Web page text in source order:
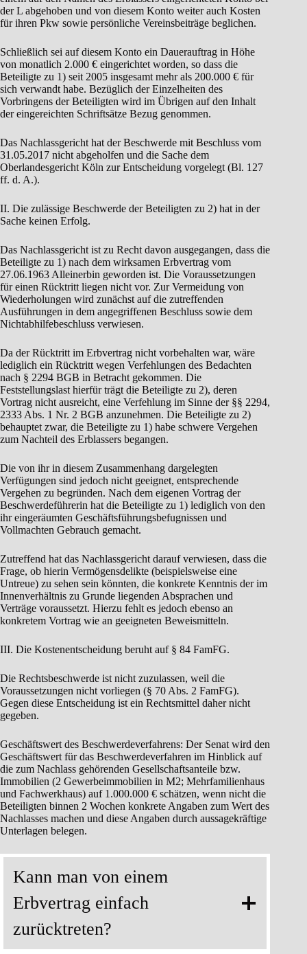
der L abgehoben und von diesem Konto weiter auch Kosten
für ihren Pkw sowie persönliche Vereinsbeiträge beglichen.
Schließlich sei auf diesem Konto ein Dauerauftrag in Höhe
von monatlich 2.000 € eingerichtet worden, so dass die
Beteiligte zu 1) seit 2005 insgesamt mehr als 200.000 € für
sich verwandt habe. Bezüglich der Einzelheiten des
Vorbringens der Beteiligten wird im Übrigen auf den Inhalt
der eingereichten Schriftsätze Bezug genommen.
Das Nachlassgericht hat der Beschwerde mit Beschluss vom
31.05.2017 nicht abgeholfen und die Sache dem
Oberlandesgericht Köln zur Entscheidung vorgelegt (Bl. 127
ff. d. A.).
II. Die zulässige Beschwerde der Beteiligten zu 2) hat in der
Sache keinen Erfolg.
Das Nachlassgericht ist zu Recht davon ausgegangen, dass die
Beteiligte zu 1) nach dem wirksamen Erbvertrag vom
27.06.1963 Alleinerbin geworden ist. Die Voraussetzungen
für einen Rücktritt liegen nicht vor. Zur Vermeidung von
Wiederholungen wird zunächst auf die zutreffenden
Ausführungen in dem angegriffenen Beschluss sowie dem
Nichtabhilfebeschluss verwiesen.
Da der Rücktritt im Erbvertrag nicht vorbehalten war, wäre
lediglich ein Rücktritt wegen Verfehlungen des Bedachten
nach § 2294 BGB in Betracht gekommen. Die
Feststellungslast hierfür trägt die Beteiligte zu 2), deren
Vortrag nicht ausreicht, eine Verfehlung im Sinne der §§ 2294,
2333 Abs. 1 Nr. 2 BGB anzunehmen. Die Beteiligte zu 2)
behauptet zwar, die Beteiligte zu 1) habe schwere Vergehen
zum Nachteil des Erblassers begangen.
Die von ihr in diesem Zusammenhang dargelegten
Verfügungen sind jedoch nicht geeignet, entsprechende
Vergehen zu begründen. Nach dem eigenen Vortrag der
Beschwerdeführerin hat die Beteiligte zu 1) lediglich von den
ihr eingeräumten Geschäftsführungsbefugnissen und
Vollmachten Gebrauch gemacht.
Zutreffend hat das Nachlassgericht darauf verwiesen, dass die
Frage, ob hierin Vermögensdelikte (beispielsweise eine
Untreue) zu sehen sein könnten, die konkrete Kenntnis der im
Innenverhältnis zu Grunde liegenden Absprachen und
Verträge voraussetzt. Hierzu fehlt es jedoch ebenso an
konkretem Vortrag wie an geeigneten Beweismitteln.
III. Die Kostenentscheidung beruht auf § 84 FamFG.
Die Rechtsbeschwerde ist nicht zuzulassen, weil die
Voraussetzungen nicht vorliegen (§ 70 Abs. 2 FamFG).
Gegen diese Entscheidung ist ein Rechtsmittel daher nicht
gegeben.
Geschäftswert des Beschwerdeverfahrens: Der Senat wird den
Geschäftswert für das Beschwerdeverfahren im Hinblick auf
die zum Nachlass gehörenden Gesellschaftsanteile bzw.
Immobilien (2 Gewerbeimmobilien in M2; Mehrfamilienhaus
und Fachwerkhaus) auf 1.000.000 € schätzen, wenn nicht die
Beteiligten binnen 2 Wochen konkrete Angaben zum Wert des
Nachlasses machen und diese Angaben durch aussagekräftige
Unterlagen belegen.
Kann man von einem
Erbvertrag einfach
zurücktreten?